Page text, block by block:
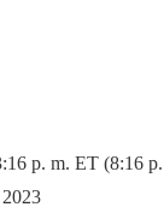
p. m. ET (8:16